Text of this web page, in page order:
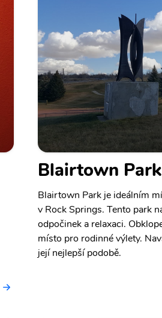
Blairtown Park
Blairtown Park je ideálním
v Rock Springs. Tento park
odpočinek a relaxaci.
místo pro rodinné výlety.
její nejlepší podobě.